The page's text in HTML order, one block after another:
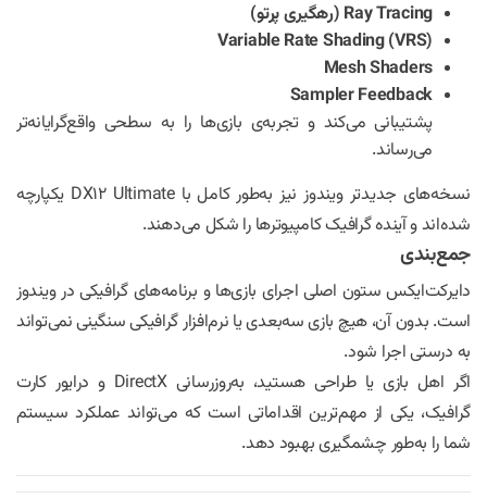
Ray Tracing (رهگیری پرتو)
Variable Rate Shading (VRS)
Mesh Shaders
Sampler Feedback
پشتیبانی می‌کند و تجربه‌ی بازی‌ها را به سطحی واقع‌گرایانه‌تر
می‌رساند.
نسخه‌های جدیدتر ویندوز نیز به‌طور کامل با DX12 Ultimate یکپارچه
شده‌اند و آینده گرافیک کامپیوترها را شکل می‌دهند.
جمع‌بندی
دایرکت‌ایکس ستون اصلی اجرای بازی‌ها و برنامه‌های گرافیکی در ویندوز
است. بدون آن، هیچ بازی سه‌بعدی یا نرم‌افزار گرافیکی سنگینی نمی‌تواند
به درستی اجرا شود.
اگر اهل بازی یا طراحی هستید، به‌روزرسانی DirectX و درایور کارت
گرافیک، یکی از مهم‌ترین اقداماتی است که می‌تواند عملکرد سیستم
شما را به‌طور چشمگیری بهبود دهد.